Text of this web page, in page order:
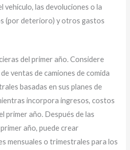
vehículo, las devoluciones o la
(por deterioro) y otros gastos
del primer año. Considere
ventas de camiones de comida
basadas en sus planes de
incorpora ingresos, costos
primer año. Después de las
año, puede crear
mensuales o trimestrales para los